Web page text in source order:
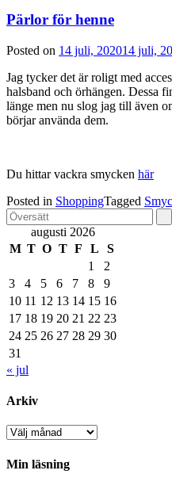
Pärlor för henne
Posted on 14 juli, 202014 juli,
Jag tycker det är roligt med
halsband och örhängen. Dessa
länge men nu slog jag till även
börjar använda dem.
Du hittar vackra smycken här
Posted in ShoppingTagged
augusti 2026
M T O T F L
S
1
2
3
4 5 6 7 8
9
10 11 12 13 14 15 16
17 18 19 20 21 22 23
24 25 26 27 28 29 30
31
« jul
Arkiv
Arkiv
Min läsning